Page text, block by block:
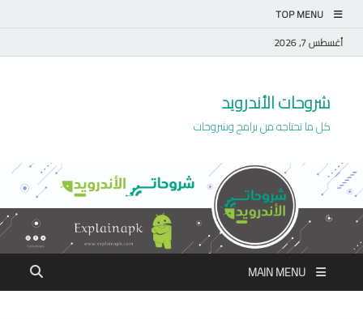
TOP MENU
أغسطس 7, 2026
شروحات الأندرويد
كل ما تحتاجه من برامج وشروحات
MAIN MENU